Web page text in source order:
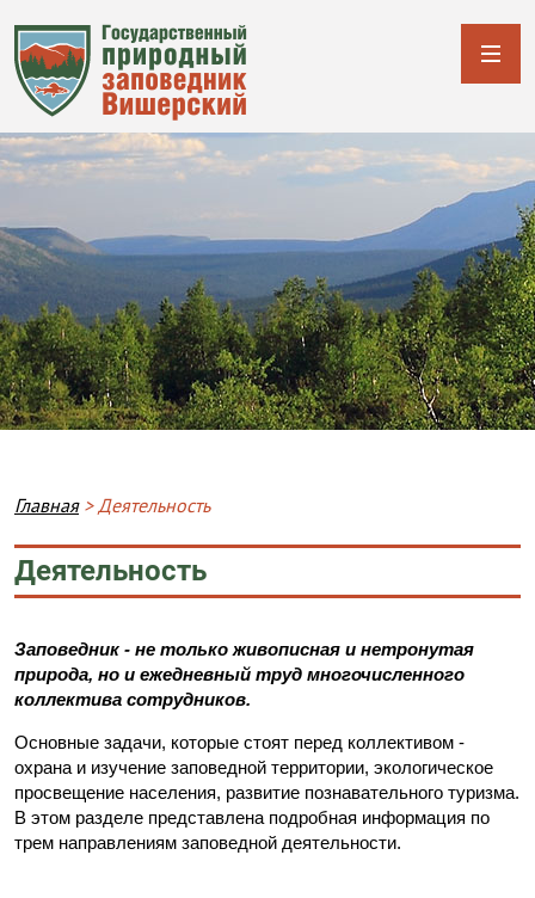
Breadcrumb
Главная Деятельность
Деятельность
Заповедник - не только живописная и нетронутая
природа, но и ежедневный труд многочисленного
коллектива сотрудников.
Основные задачи, которые стоят перед коллективом -
охрана и изучение заповедной территории, экологическое
просвещение населения, развитие познавательного туризма.
В этом разделе представлена подробная информация по
трем направлениям заповедной деятельности.